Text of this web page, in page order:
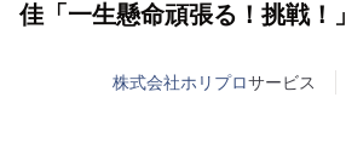
佳「一生懸命頑張る！挑戦！」
株式会社ホリプロサービス